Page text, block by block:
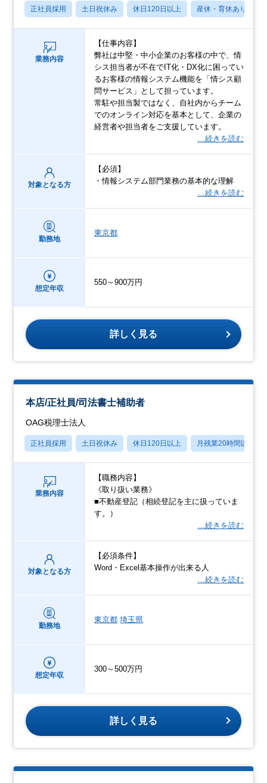
正社員採用 土日祝休み 休日120日以上 産休・育休あり
業務内容
【仕事内容】
弊社は中堅・中小企業のお客様の中で、情
シス担当者が不在でIT化・DX化に困ってい
るお客様の情報システム機能を「情シス顧
問サービス」として担っています。
常駐や担当製ではなく、自社内からチーム
でのオンライン対応を基本として、企業の
経営者や担当者をご支援しています。
…続きを読む
対象となる方
【必須】
・情報システム部門業務の基本的な理解
…続きを読む
勤務地
東京都
想定年収
550～900万円
詳しく見る
本店/正社員/司法書士補助者
OAG税理士法人
正社員採用 土日祝休み 休日120日以上 月残業20時間以内
業務内容
【職務内容】
《取り扱い業務》
■不動産登記（相続登記を主に扱っていま
す。）
…続きを読む
対象となる方
【必須条件】
Word・Excel基本操作が出来る人
…続きを読む
勤務地
東京都 埼玉県
想定年収
300～500万円
詳しく見る